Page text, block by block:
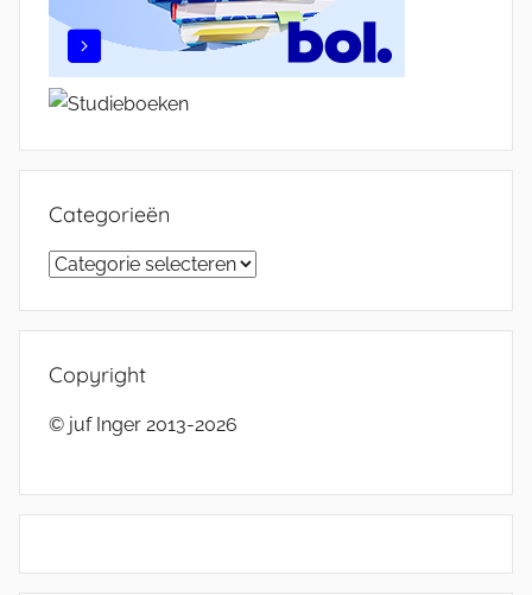
Categorieën
Categorieën
Copyright
© juf Inger 2013-2026